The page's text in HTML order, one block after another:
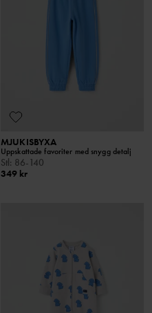
MJUKISBYXA
Uppskattade favoriter med snygg detalj
Stl: 86-140
349 kr